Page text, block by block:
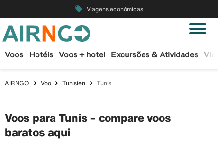
local_offer Viagens económicas
Voos Hotéis Voos + hotel Excursões & Atividades
AIRNGO Voo Tunisien Tunis
Voos para Tunis – compare voos
baratos aqui